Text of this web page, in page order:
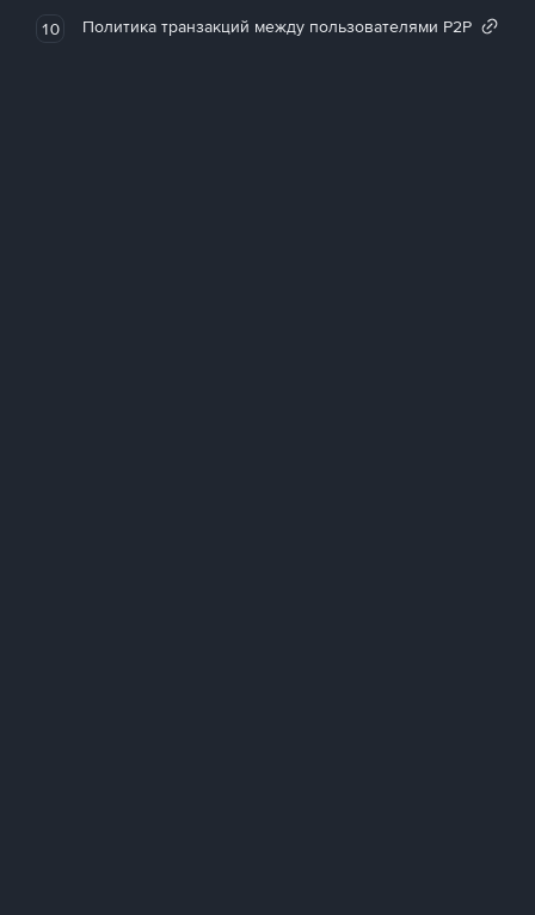
10 Политика транзакций между пользователями P2P